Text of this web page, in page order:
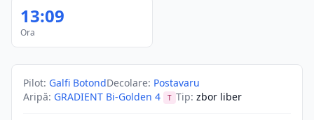
13:09
Ora
Pilot: Galfi BotondDecolare: Postavaru
Aripă: GRADIENT Bi-Golden 4 T Tip: zbor liber